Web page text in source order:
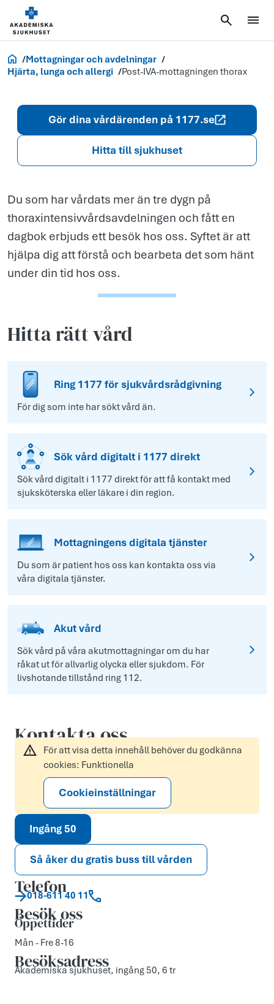
Akademiska.se
Mottagningar och avdelningar
Hjärta, lunga och allergi
Post-IVA-mottagningen thorax
mottagningen
thorax
Gör dina vårdärenden på 1177.se
Hitta till sjukhuset
Du som har vårdats mer än tre dygn på
thoraxintensivvårdsavdelningen och fått en
dagbok erbjuds ett besök hos oss. Syftet är att
hjälpa dig att förstå och bearbeta det som hänt
under din tid hos oss.
Hitta rätt vård
Ring 1177 för sjukvårdsrådgivning
För dig som inte har sökt vård än.
Sök vård digitalt i 1177 direkt
Sök vård digitalt i 1177 direkt för att få kontakt med
sjuksköterska eller läkare i din region.
Mottagningens digitala tjänster
Du som är patient hos oss kan kontakta oss via
våra digitala tjänster.
Akut vård
Sök vård på våra akutmottagningar om du har
råkat ut för allvarlig olycka eller sjukdom. För
livshotande tillstånd ring 112.
Kontakta oss
För att visa detta innehåll behöver du godkänna
cookies: Funktionella
Cookieinställningar
Ingång 50
Så åker du gratis buss till vården
Telefon
018-611 40 11
Besök oss
Öppettider
Mån - Fre 8-16
Besöksadress
Akademiska sjukhuset, ingång 50, 6 tr